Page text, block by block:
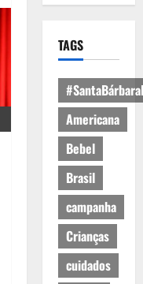
TAGS
Americana
Bebel
Brasil
campanha
Crianças
cuidados